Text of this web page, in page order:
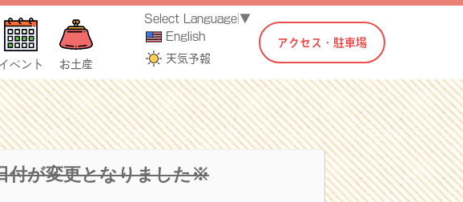
イベント お土産
Select Language ▼
English
天気予報
アクセス・駐車場
付が変更となりました※